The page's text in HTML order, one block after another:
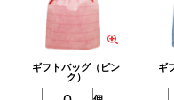
ギフトバッグ（ピン
ク）
ギ